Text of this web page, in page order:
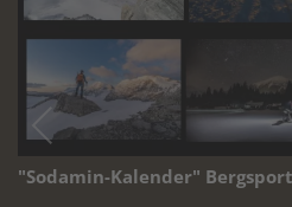
"Sodamin-Kalender"